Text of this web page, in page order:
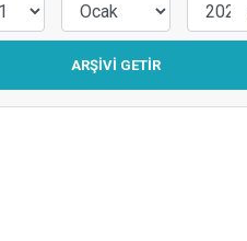
“İŞTİRAK NAFAKASI”
Fulya Filiz
SEBZE Mİ? YOKSA
ARŞIVI GETIR